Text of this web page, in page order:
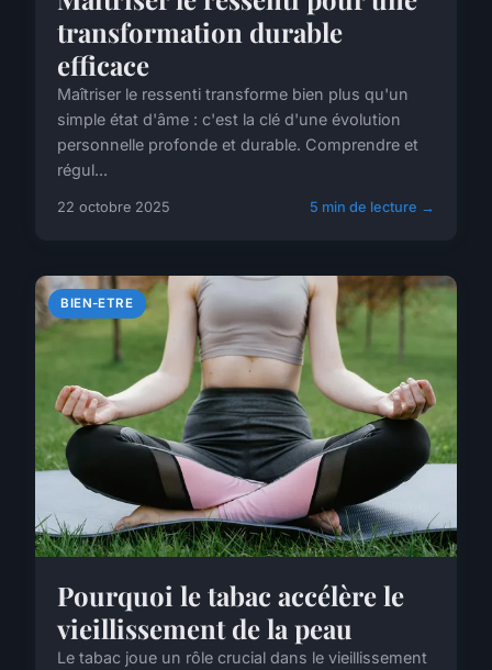
transformation durable
efficace
Maîtriser le ressenti transforme bien plus qu'un
simple état d'âme : c'est la clé d'une évolution
personnelle profonde et durable. Comprendre et
régul...
22 octobre 2025 5 min de lecture →
BIEN-ETRE
Pourquoi le tabac accélère le
vieillissement de la peau
Le tabac joue un rôle crucial dans le vieillissement